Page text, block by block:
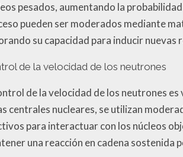
pesados, aumentando la
pueden ser moderados mediante
su capacidad para inducir nuevas
de la velocidad de los neutrones
de la velocidad de los neutrones
centrales nucleares, se utilizan
para interactuar con los núcleos
una reacción en cadena sostenida